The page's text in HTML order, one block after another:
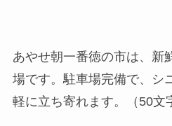
あやせ朝一番徳の市は、新
場です。駐車場完備で、シ
軽に立ち寄れます。（50文